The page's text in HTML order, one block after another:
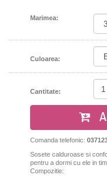
Marimea:
Culoarea:
Cantitate:
Comanda telefonic:
Sosete calduroase si
pentru a dormi cu ele in
Compozitie: